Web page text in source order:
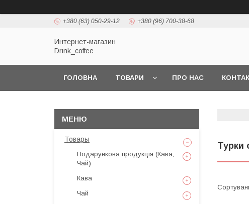
+380 (63) 050-29-12 +380 (96) 700-38-68
Интернет-магазин
Drink_coffee
ГОЛОВНА ТОВАРИ ПРО НАС
Турки
Товары
Подарункова продукція (Кава,
Чай)
Кава
Чай